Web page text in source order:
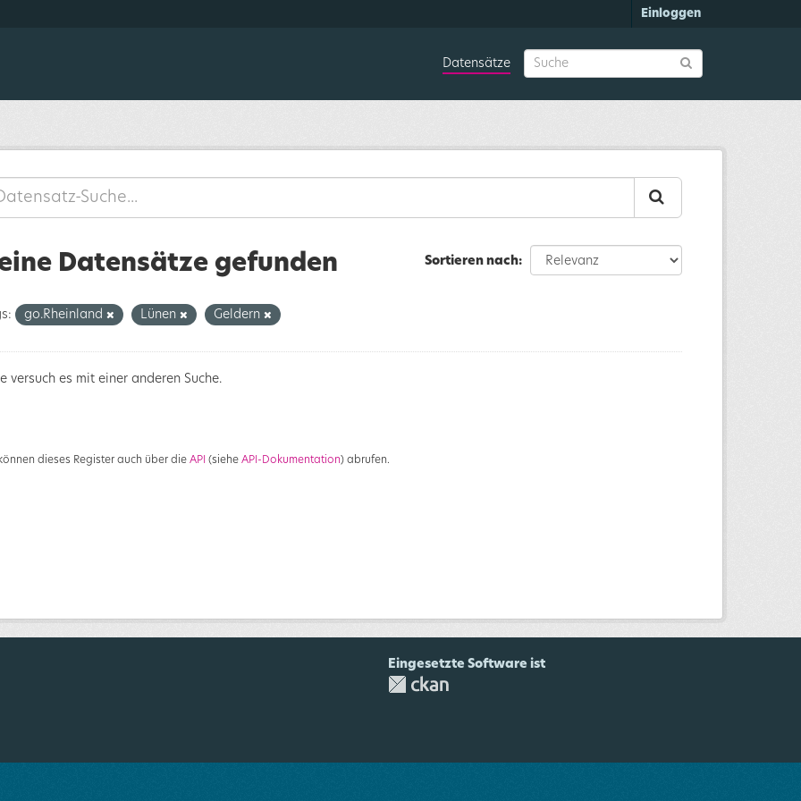
Einloggen
Datensätze
Sortieren nach
Datensätze gefunden
go.Rheinland Lünen Geldern
versuch es mit einer anderen Suche.
dieses Register auch über die API (siehe API-Dokumentation) abrufen.
Eingesetzte Software ist